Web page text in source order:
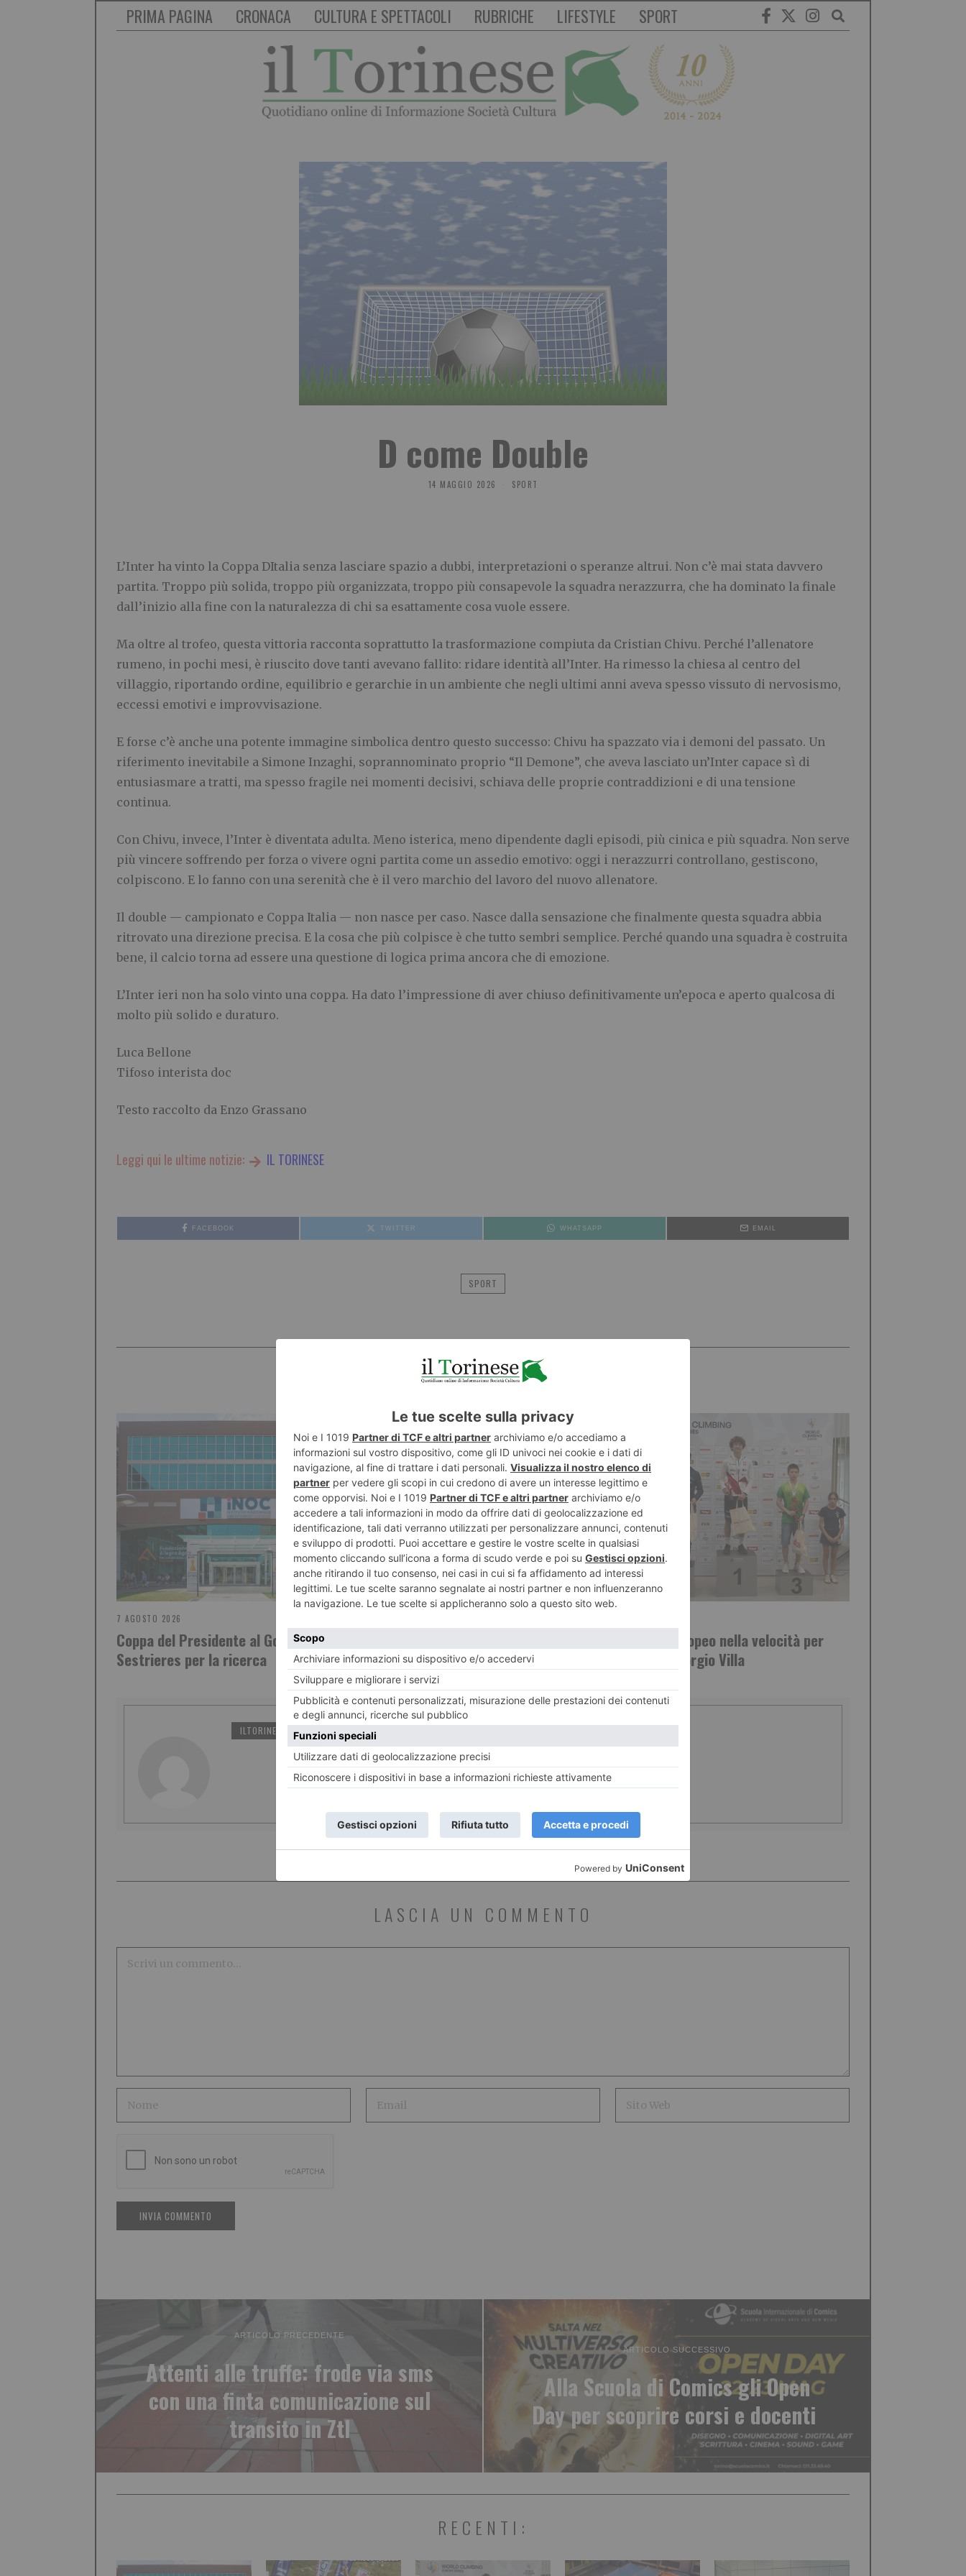
PRIMA PAGINA CRONACA CULTURA E SPETTACOLI RUBRICHE LIFESTYLE SPORT
D come Double
14 MAGGIO 2026 SPORT
L’Inter ha vinto la Coppa DItalia senza lasciare spazio a dubbi, interpretazioni o speranze altrui. Non c’è mai stata davvero
partita. Troppo più solida, troppo più organizzata, troppo più consapevole la squadra nerazzurra, che ha dominato la finale
dall’inizio alla fine con la naturalezza di chi sa esattamente cosa vuole essere.
Ma oltre al trofeo, questa vittoria racconta soprattutto la trasformazione compiuta da Cristian Chivu. Perché l’allenatore
rumeno, in pochi mesi, è riuscito dove tanti avevano fallito: ridare identità all’Inter. Ha rimesso la chiesa al centro del
villaggio, riportando ordine, equilibrio e gerarchie in un ambiente che negli ultimi anni aveva spesso vissuto di nervosismo,
eccessi emotivi e improvvisazione.
E forse c’è anche una potente immagine simbolica dentro questo successo: Chivu ha spazzato via i demoni del passato. Un
riferimento inevitabile a Simone Inzaghi, soprannominato proprio “Il Demone”, che aveva lasciato un’Inter capace sì di
entusiasmare a tratti, ma spesso fragile nei momenti decisivi, schiava delle proprie contraddizioni e di una tensione
continua.
Con Chivu, invece, l’Inter è diventata adulta. Meno isterica, meno dipendente dagli episodi, più cinica e più squadra. Non serve
più vincere soffrendo per forza o vivere ogni partita come un assedio emotivo: oggi i nerazzurri controllano, gestiscono,
colpiscono. E lo fanno con una serenità che è il vero marchio del lavoro del nuovo allenatore.
Il double — campionato e Coppa Italia — non nasce per caso. Nasce dalla sensazione che finalmente questa squadra abbia
ritrovato una direzione precisa. E la cosa che più colpisce è che tutto sembri semplice. Perché quando una squadra è costruita
bene, il calcio torna ad essere una questione di logica prima ancora che di emozione.
L’Inter ieri non ha solo vinto una coppa. Ha dato l’impressione di aver chiuso definitivamente un’epoca e aperto qualcosa di
molto più solido e duraturo.
Luca Bellone
Tifoso interista doc
Testo raccolto da Enzo Grassano
Leggi qui le ultime notizie: IL TORINESE
FACEBOOK TWITTER WHATSAPP EMAIL
SPORT
POTREBBE INTERESSARTI...
7 AGOSTO 2026
Coppa del Presidente al Golf Club
Sestrieres per la ricerca
Mompantero
Argento europeo nella velocità per
l’azzurro Giorgio Villa
ILTORINESE POST RECENTI
LASCIA UN COMMENTO
ARTICOLO PRECEDENTE
Attenti alle truffe: frode via sms
con una finta comunicazione sul
transito in Ztl
ARTICOLO SUCCESSIVO
Alla Scuola di Comics gli Open
Day per scoprire corsi e docenti
RECENTI: